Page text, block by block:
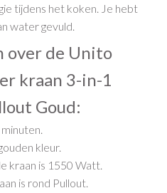
tijdens het koken. Je hebt
water gevuld.
over de Unito
kraan 3-in-1
Goud:
kleur.
kraan is 1550 Watt.
is rond Pullout.